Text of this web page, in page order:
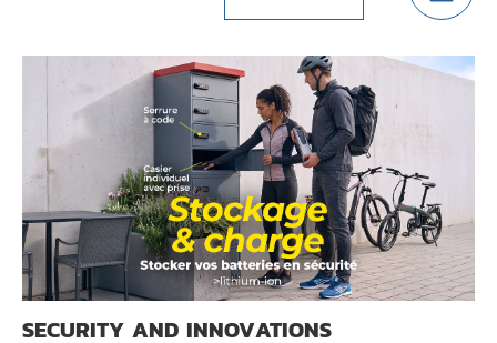
SECURITY AND INNOVATIONS